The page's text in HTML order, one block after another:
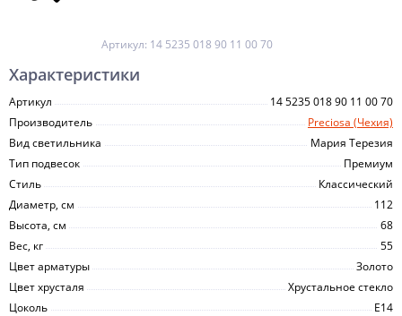
Артикул: 14 5235 018 90 11 00 70
Характеристики
Артикул
14 5235 018 90 11 00 70
Производитель
Preciosa (Чехия)
Вид светильника
Мария Терезия
Тип подвесок
Премиум
Стиль
Классический
Диаметр, см
112
Высота, см
68
Вес, кг
55
Цвет арматуры
Золото
Цвет хрусталя
Хрустальное стекло
Цоколь
E14